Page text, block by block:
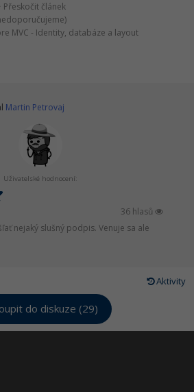
Přeskočit článek
MVC - Identity, databáze a layout
Martin Petrovaj
Uživatelské hodnocení:
36 hlasů
nejaký slušný podpis. Venuje sa ale
Aktivity
do diskuze (29)